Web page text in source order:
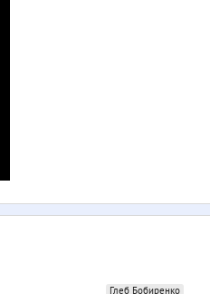
Глеб Бобиренко